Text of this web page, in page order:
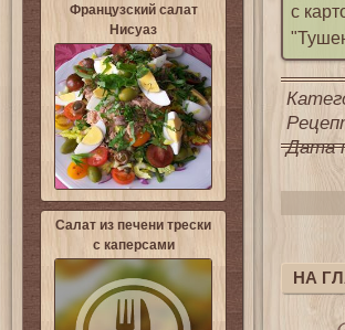
Французский салат
Нисуаз
Салат из печени трески
с каперсами
с
Дата
НА